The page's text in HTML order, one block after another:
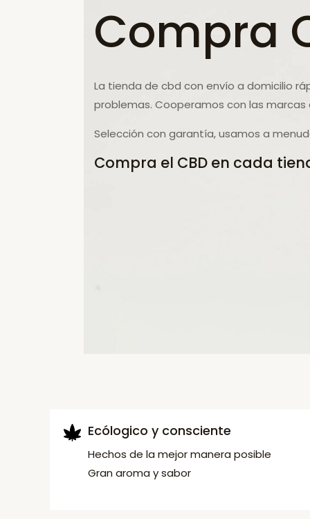
Compra
La tienda de cbd con envío a domicilio
problemas. Cooperamos con las
Selección con garantía, usamos a
Compra el CBD en cada
Ecólogico y consciente
Hechos de la mejor manera posible
Gran aroma y sabor